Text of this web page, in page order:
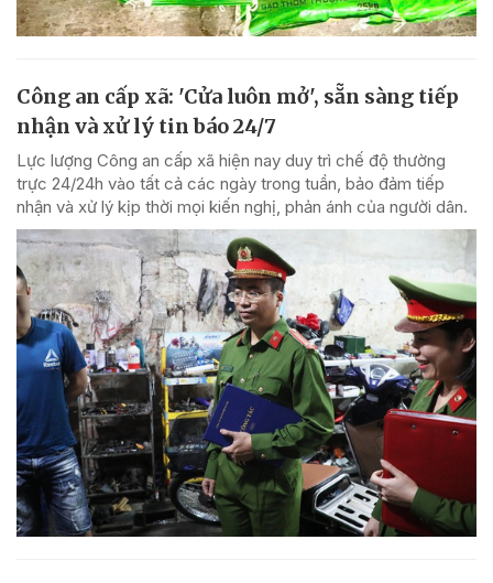
Công an cấp xã: 'Cửa luôn mở', sẵn sàng tiếp
nhận và xử lý tin báo 24/7
Lực lượng Công an cấp xã hiện nay duy trì chế độ thường
trực 24/24h vào tất cả các ngày trong tuần, bảo đảm tiếp
nhận và xử lý kịp thời mọi kiến nghị, phản ánh của người dân.